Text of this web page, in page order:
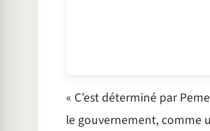
« C’est déterminé par
le gouvernement, comme